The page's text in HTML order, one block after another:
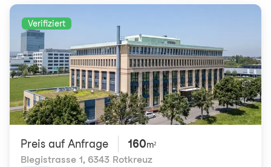
Verifiziert
Preis auf Anfrage 160m²
Blegistrasse 1, 6343 Rotkreuz